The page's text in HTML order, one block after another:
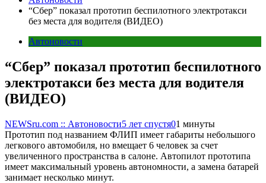
“Сбер” показал прототип беспилотного электротакси
без места для водителя (ВИДЕО)
Автоновости
“Сбер” показал прототип беспилотного
электротакси без места для водителя
(ВИДЕО)
NEWSru.com :: Автоновости5 лет спустя01 минуты
Прототип под названием ФЛИП имеет габариты небольшого
легкового автомобиля, но вмещает 6 человек за счет
увеличенного пространства в салоне. Автопилот прототипа
имеет максимальный уровень автономности, а замена батарей
занимает несколько минут.